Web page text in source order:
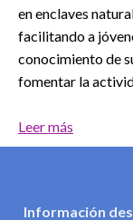
en enclaves
facilitando a
conocimiento de
fomentar la
Leer más
Información